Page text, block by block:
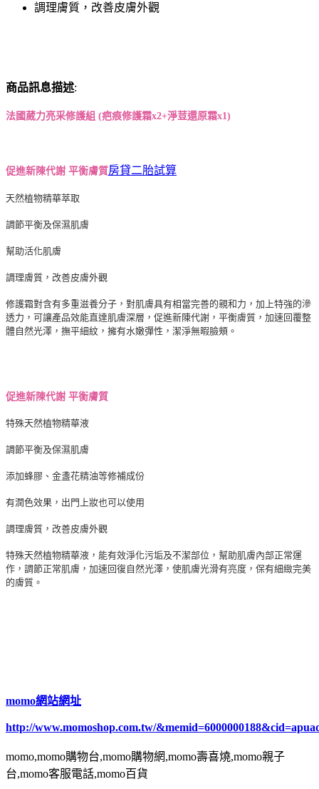
調理膚質，改善皮膚外觀
商品訊息描述:
法國葳力亮采修護組 (疤痕修護霜x2+淨荳還原霜x1)
促進新陳代謝 平衡膚質房貸二胎試算
天然植物精華萃取
調節平衡及保濕肌膚
幫助活化肌膚
調理膚質，改善皮膚外觀
修護霜對含有多重滋養分子，對肌膚具有相當完善的親和力，加上特強的滲
透力，可讓產品效能直達肌膚深層，促進新陳代謝，平衡膚質，加速回覆整
體自然光澤，撫平細紋，擁有水嫩彈性，潔淨無暇臉頰。
促進新陳代謝 平衡膚質
特殊天然植物精華液
調節平衡及保濕肌膚
添加蜂膠、金盞花精油等修補成份
有潤色效果，出門上妝也可以使用
調理膚質，改善皮膚外觀
特殊天然植物精華液，能有效淨化污垢及不潔部位，幫助肌膚內部正常運
作，調節正常肌膚，加速回復自然光澤，使肌膚光滑有亮度，保有細緻完美
的膚質。
momo網站網址
http://www.momoshop.com.tw/
momo,momo購物台,momo購物網,momo壽喜燒,momo親子
台,momo客服電話,momo百貨